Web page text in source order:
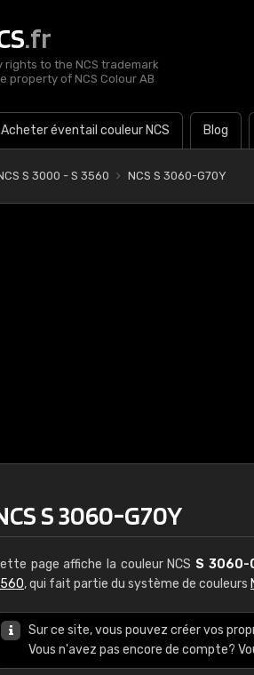
.fr
to the NCS trademark
property of NCS Colour AB
Acheter éventail couleur NCS Blog
S 3000 - S 3560 NCS S 3060-G70Y
S 3060-G70Y
page affiche la couleur NCS S 3060-
, qui fait partie du système de couleurs
Sur ce site, vous pouvez créer vos
Vous n'avez pas encore de compte?